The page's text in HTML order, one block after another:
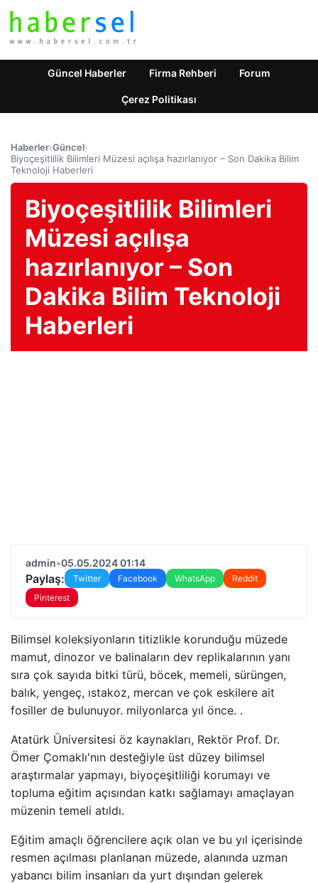
Güncel Haberler Firma Rehberi Forum
Çerez Politikası
Haberler›Güncel›
Biyoçeşitlilik Bilimleri Müzesi açılışa hazırlanıyor – Son Dakika Bilim
Teknoloji Haberleri
Biyoçeşitlilik Bilimleri
Müzesi açılışa
hazırlanıyor – Son
Dakika Bilim Teknoloji
Haberleri
admin•05.05.2024 01:14
Paylaş: Twitter Facebook WhatsApp
Reddit
Pinterest
Bilimsel koleksiyonların titizlikle korunduğu müzede
mamut, dinozor ve balinaların dev replikalarının yanı
sıra çok sayıda bitki türü, böcek, memeli, sürüngen,
balık, yengeç, ıstakoz, mercan ve çok eskilere ait
fosiller de bulunuyor. milyonlarca yıl önce. .
Atatürk Üniversitesi öz kaynakları, Rektör Prof. Dr.
Ömer Çomaklı'nın desteğiyle üst düzey bilimsel
araştırmalar yapmayı, biyoçeşitliliği korumayı ve
topluma eğitim açısından katkı sağlamayı amaçlayan
müzenin temeli atıldı.
Eğitim amaçlı öğrencilere açık olan ve bu yıl içerisinde
resmen açılması planlanan müzede, alanında uzman
yabancı bilim insanları da yurt dışından gelerek